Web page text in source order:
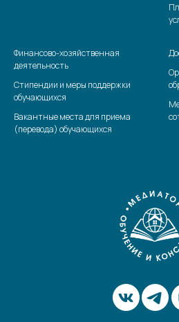
Финансово-хозяйственная
деятельность
Стипендии и меры поддержки
обучающихся
Вакантные места для приема
(перевода) обучающихся